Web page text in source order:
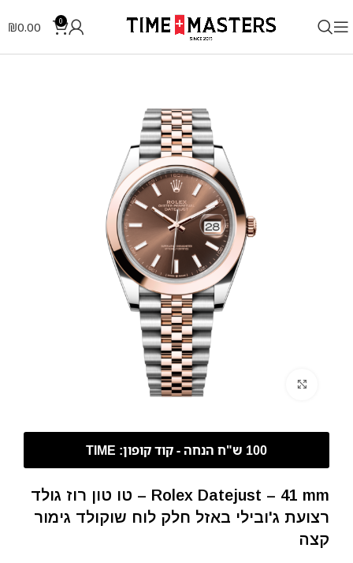
0
₪0.00
Rolex Datejust – 41 mm – טו טון רוז גולד
רצועת ג'ובילי באזל חלק לוח שוקולד גימור
קצה